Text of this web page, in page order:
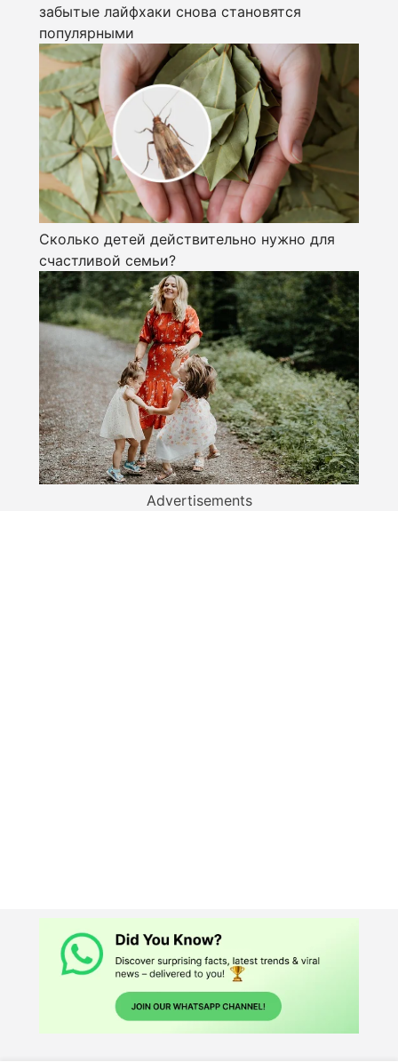
забытые лайфхаки снова становятся
популярными
Сколько детей действительно нужно для
счастливой семьи?
Advertisements